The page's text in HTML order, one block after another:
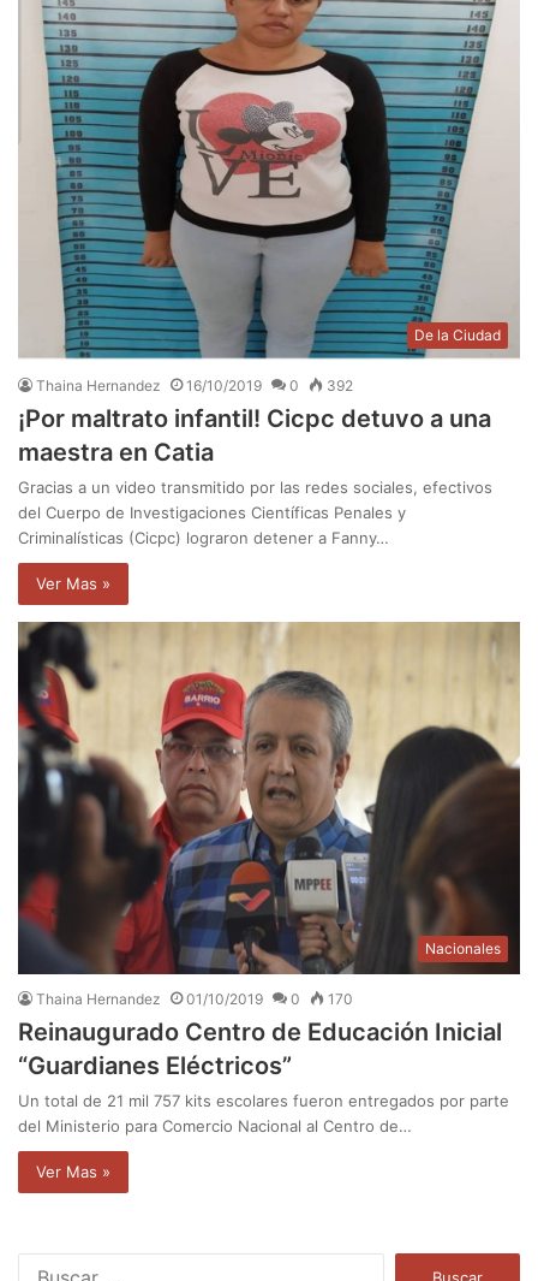
De la Ciudad
Thaina Hernandez 16/10/2019 0 392
¡Por maltrato infantil! Cicpc detuvo a una
maestra en Catia
Gracias a un video transmitido por las redes sociales, efectivos
del Cuerpo de Investigaciones Científicas Penales y
Criminalísticas (Cicpc) lograron detener a Fanny…
Ver Mas »
Nacionales
Thaina Hernandez 01/10/2019 0 170
Reinaugurado Centro de Educación Inicial
“Guardianes Eléctricos”
Un total de 21 mil 757 kits escolares fueron entregados por parte
del Ministerio para Comercio Nacional al Centro de…
Ver Mas »